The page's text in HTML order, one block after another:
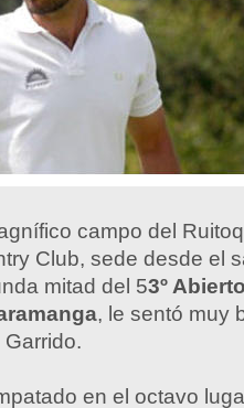
campo del
Club, sede desde el
mitad del 53º
, le sentó muy
en el octavo